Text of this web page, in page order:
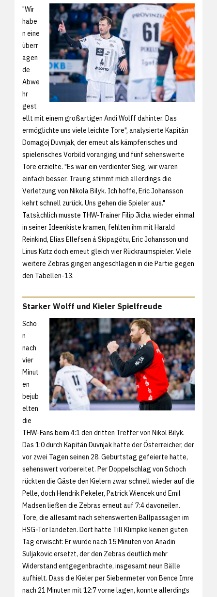
"Wir
habe
n eine
überr
agen
de
Abwe
hr
gest
ellt mit einem großartigen Andi Wolff dahinter. Das
ermöglichte uns viele leichte Tore", analysierte Kapitän
Domagoj Duvnjak, der erneut als kämpferisches und
spielerisches Vorbild voranging und fünf sehenswerte
Tore erzielte. "Es war ein verdienter Sieg, wir waren
einfach besser. Traurig stimmt mich allerdings die
Verletzung von Nikola Bilyk. Ich hoffe, Eric Johansson
kehrt schnell zurück. Uns gehen die Spieler aus."
Tatsächlich musste THW-Trainer Filip Jicha wieder einmal
in seiner Ideenkiste kramen, fehlten ihm mit Harald
Reinkind, Elias Ellefsen á Skipagötu, Eric Johansson und
Linus Kutz doch erneut gleich vier Rückraumspieler. Viele
weitere Zebras gingen angeschlagen in die Partie gegen
den Tabellen-13.
Starker Wolff und Kieler Spielfreude
Scho
n
nach
vier
Minut
en
bejub
elten
die
THW-Fans beim 4:1 den dritten Treffer von Nikol Bilyk.
Das 1:0 durch Kapitän Duvnjak hatte der Österreicher, der
vor zwei Tagen seinen 28. Geburtstag gefeierte hatte,
sehenswert vorbereitet. Per Doppelschlag von Schoch
rückten die Gäste den Kielern zwar schnell wieder auf die
Pelle, doch Hendrik Pekeler, Patrick Wiencek und Emil
Madsen ließen die Zebras erneut auf 7:4 davoneilen.
Tore, die allesamt nach sehenswerten Ballpassagen im
HSG-Tor landeten. Dort hatte Till Klimpke keinen guten
Tag erwischt: Er wurde nach 15 Minuten von Anadin
Suljakovic ersetzt, der den Zebras deutlich mehr
Widerstand entgegenbrachte, insgesamt neun Bälle
aufhielt. Dass die Kieler per Siebenmeter von Bence Imre
nach 21 Minuten mit 12:7 vorne lagen, konnte allerdings